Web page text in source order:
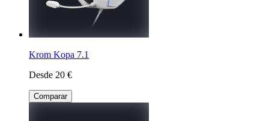
Krom Kopa 7.1
Desde 20 €
Comparar